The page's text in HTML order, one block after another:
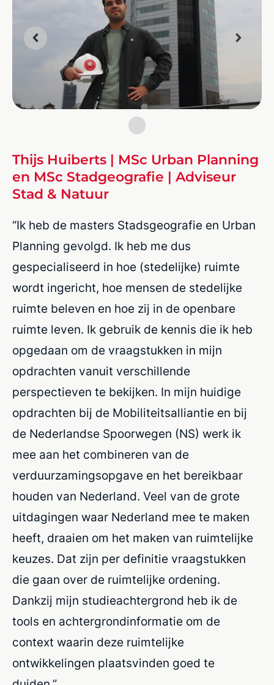
Thijs Huiberts | MSc Urban Planning
en MSc Stadgeografie | Adviseur
Stad & Natuur
“Ik heb de masters Stadsgeografie en Urban
Planning gevolgd. Ik heb me dus
gespecialiseerd in hoe (stedelijke) ruimte
wordt ingericht, hoe mensen de stedelijke
ruimte beleven en hoe zij in de openbare
ruimte leven. Ik gebruik de kennis die ik heb
opgedaan om de vraagstukken in mijn
opdrachten vanuit verschillende
perspectieven te bekijken. In mijn huidige
opdrachten bij de Mobiliteitsalliantie en bij
de Nederlandse Spoorwegen (NS) werk ik
mee aan het combineren van de
verduurzamingsopgave en het bereikbaar
houden van Nederland. Veel van de grote
uitdagingen waar Nederland mee te maken
heeft, draaien om het maken van ruimtelijke
keuzes. Dat zijn per definitie vraagstukken
die gaan over de ruimtelijke ordening.
Dankzij mijn studieachtergrond heb ik de
tools en achtergrondinformatie om de
context waarin deze ruimtelijke
ontwikkelingen plaatsvinden goed te